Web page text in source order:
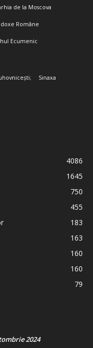
de la Moscova
Române
Ecumenic
Sinaxa
4086
1645
750
455
183
163
160
160
79
2024